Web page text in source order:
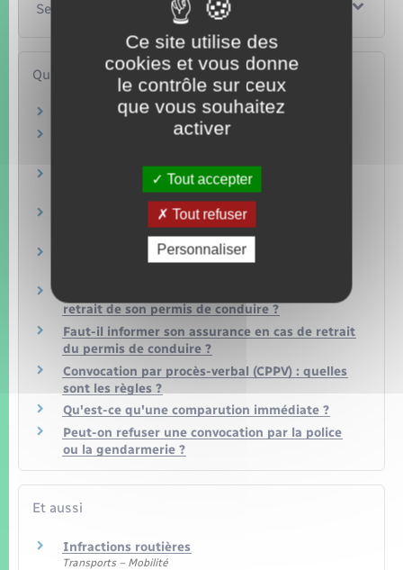
Services en ligne et formulaires
Questions ? Réponses !
Retrait de permis : quelles sont les règles ?
Solde du permis de conduire : comment
Permis de conduire à points : comment faire
une réclamation ?
Qui doit conduire avec un éthylotest
antidémarrage (EAD) ?
Permis de conduire : comment passer le code
retrait de son permis de conduire ?
Faut-il informer son assurance en cas de retrait
du permis de conduire ?
Convocation par procès-verbal (CPPV) : quelles
sont les règles ?
Qu'est-ce qu'une comparution immédiate ?
Peut-on refuser une convocation par la police
ou la gendarmerie ?
Et aussi
Infractions routières
Transports – Mobilité
Ce site utilise des
cookies et vous donne
le contrôle sur ceux
que vous souhaitez
activer
Tout accepter
Tout refuser
Personnaliser